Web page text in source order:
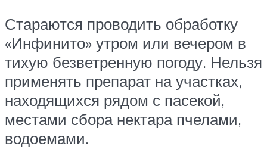
Стараются проводить обработку
«Инфинито» утром или вечером в
тихую безветренную погоду. Нельзя
применять препарат на участках,
находящихся рядом с пасекой,
местами сбора нектара пчелами,
водоемами.